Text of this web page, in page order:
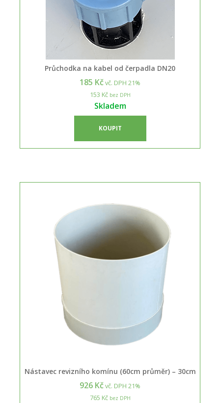
Průchodka na kabel od čerpadla DN20
185 Kčvč. DPH 21%
153 Kčbez DPH
Skladem
KOUPIT
Nástavec revizního komínu (60cm průměr) – 30cm
926 Kčvč. DPH 21%
765 Kčbez DPH